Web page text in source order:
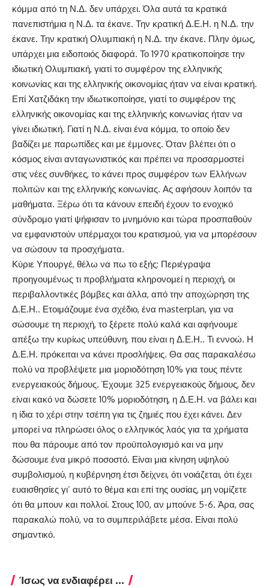
κόμμα από τη Ν.Δ. δεν υπάρχει. Όλα αυτά τα κρατικά
πανεπιστήμια η Ν.Δ. τα έκανε. Την κρατική Δ.Ε.Η. η Ν.Δ. την
έκανε. Την κρατική Ολυμπιακή η Ν.Δ. την έκανε. Πλην όμως,
υπάρχει μια ειδοποιός διαφορά. Το 1970 κρατικοποίησε την
ιδιωτική Ολυμπιακή, γιατί το συμφέρον της ελληνικής
κοινωνίας και της ελληνικής οικονομίας ήταν να είναι κρατική.
Επί Χατζιδάκη την ιδιωτικοποίησε, γιατί το συμφέρον της
ελληνικής οικονομίας και της ελληνικής κοινωνίας ήταν να
γίνει ιδιωτική. Γιατί η Ν.Δ. είναι ένα κόμμα, το οποίο δεν
βαδίζει με παρωπίδες και με έμμονες. Όταν βλέπει ότι ο
κόσμος είναι ανταγωνιστικός και πρέπει να προσαρμοστεί
στις νέες συνθήκες, το κάνει προς συμφέρον των Ελλήνων
πολιτών και της ελληνικής κοινωνίας. Ας αφήσουν λοιπόν τα
μαθήματα. Ξέρω ότι τα κάνουν επειδή έχουν το ενοχικό
σύνδρομο γιατί ψήφισαν το μνημόνιο και τώρα προσπαθούν
να εμφανιστούν υπέρμαχοι του κρατισμού, για να μπορέσουν
να σώσουν τα προσχήματα.
Κύριε Υπουργέ, θέλω να πω το εξής: Περιέγραψα
προηγουμένως τι προβλήματα κληρονομεί η περιοχή, οι
περιβαλλοντικές βόμβες και άλλα, από την αποχώρηση της
Δ.Ε.Η.. Ετοιμάζουμε ένα σχέδιο, ένα masterplan, για να
σώσουμε τη περιοχή, το ξέρετε πολύ καλά και αφήνουμε
απέξω την κυρίως υπεύθυνη, που είναι η Δ.Ε.Η.. Τι εννοώ. Η
Δ.Ε.Η. πρόκειται να κάνει προσλήψεις. Θα σας παρακαλέσω
πολύ να προβλέψετε μια μοριοδότηση 10% για τους πέντε
ενεργειακούς δήμους. Έχουμε 325 ενεργειακούς δήμους, δεν
είναι κακό να δώσετε 10% μοριοδότηση, η Δ.Ε.Η. να βάλει και
η ίδια το χέρι στην τσέπη για τις ζημιές που έχει κάνει. Δεν
μπορεί να πληρώσει όλος ο ελληνικός λαός για τα χρήματα
που θα πάρουμε από τον προϋπολογισμό και να μην
δώσουμε ένα μικρό ποσοστό. Είναι μια κίνηση υψηλού
συμβολισμού, η κυβέρνηση έτσι δείχνει, ότι νοιάζεται, ότι έχει
ευαισθησίες γι’ αυτό το θέμα και επί της ουσίας, μη νομίζετε
ότι θα μπουν και πολλοί. Στους 100, αν μπούνε 5-6. Άρα, σας
παρακαλώ πολύ, να το συμπεριλάβετε μέσα. Είναι πολύ
σημαντικό.
Ίσως να ενδιαφέρει ...